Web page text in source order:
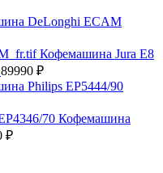
DeLonghi ECAM
Кофемашина Jura E8
89990 ₽
Philips EP5444/90
Кофемашина
₽